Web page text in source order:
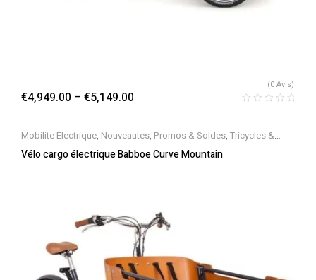
€4,949.00 – €5,149.00
(0 Avis)
Mobilite Electrique, Nouveautes, Promos & Soldes, Tricycles &
Cargos,Vélo électrique ville,Velos Electriques
Vélo cargo électrique Babboe Curve Mountain